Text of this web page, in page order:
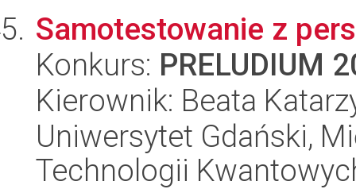
Samotestowanie z
Konkurs: PRELUDIUM
Kierownik: Beata
Uniwersytet Gdański,
Technologii